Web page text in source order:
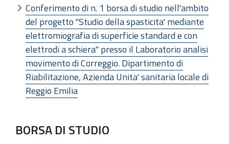
Conferimento di n. 1 borsa di studio nell'ambito
del progetto "Studio della spasticita' mediante
elettromiografia di superficie standard e con
elettrodi a schiera" presso il Laboratorio analisi
movimento di Correggio. Dipartimento di
Riabilitazione, Azienda Unita' sanitaria locale di
Reggio Emilia
BORSA DI STUDIO